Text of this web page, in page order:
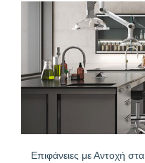
Επιφάνειες με Αντοχή στα